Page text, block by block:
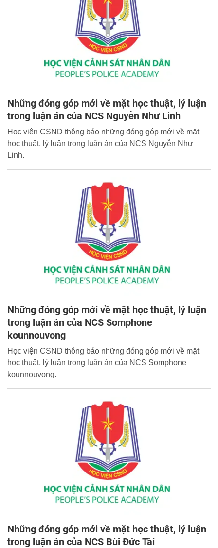
Những đóng góp mới về mặt học thuật, lý luận
trong luận án của NCS Nguyễn Như Linh
Học viện CSND thông báo những đóng góp mới về mặt
học thuật, lý luận trong luận án của NCS Nguyễn Như
Linh.
Những đóng góp mới về mặt học thuật, lý luận
trong luận án của NCS Somphone
kounnouvong
Học viện CSND thông báo những đóng góp mới về mặt
học thuật, lý luận trong luận án của NCS Somphone
kounnouvong.
Những đóng góp mới về mặt học thuật, lý luận
trong luận án của NCS Bùi Đức Tài